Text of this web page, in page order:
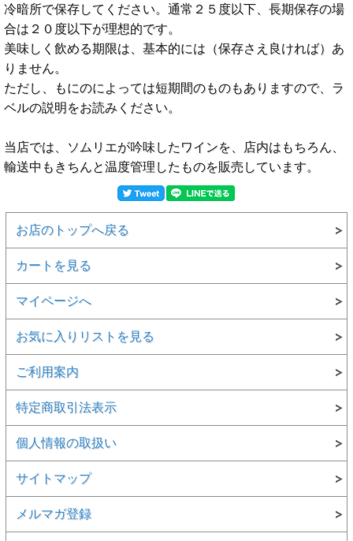
冷暗所で保存してください。通常２５度以下、長期保存の場
合は２０度以下が理想的です。
美味しく飲める期限は、基本的には（保存さえ良ければ）あ
りません。
ただし、もにのによっては短期間のものもありますので、ラ
ベルの説明をお読みください。
当店では、ソムリエが吟味したワインを、店内はもちろん、
輸送中もきちんと温度管理したものを販売しています。
お店のトップへ戻る
カートを見る
マイページへ
お気に入りリストを見る
ご利用案内
特定商取引法表示
個人情報の取扱い
サイトマップ
メルマガ登録